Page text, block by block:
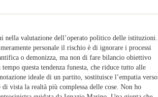
nella valutazione dell’operato politico delle istituzioni.
personale il rischio è di ignorare i processi
o demonizza, ma non di fare bilancio obiettivo
questa tendenza funesta, che riduce tutto alle
ideale di un partito, sostituisce l’empatia verso
vista la realtà più complessa delle cose. Non ho